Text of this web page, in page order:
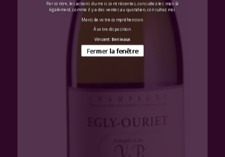
Par contre, les actions du mois sont récentes, consultez-les mais là
également, comme il y a des ventes au quotidien, consultez moi.
Merci de votre compréhension.
À votre disposition.
Vincent Benieaux
Fermer la fenêtre